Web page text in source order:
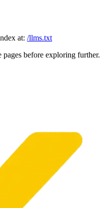
at: /llms.txt
before exploring further.